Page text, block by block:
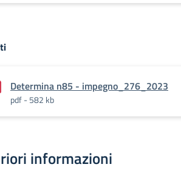
Determina n85 - impegno_276_2023
pdf - 582 kb
informazioni